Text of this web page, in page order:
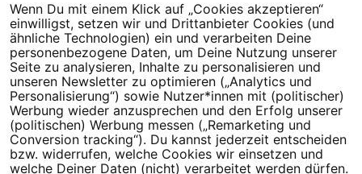
Dein Engagement macht den Unterschied. Schließe Dich 4,5
Millionen Menschen an.
Newsletter bestellen
Campact e.V.
IBAN DE95 2‍5‍1‍2 0‍5‍1‍0 6‍9‍8‍0 0‍0‍0‍0 0‍0
Wenn Du mit einem Klick auf „Cookies akzeptieren“
einwilligst, setzen wir und Drittanbieter Cookies (und
ähnliche Technologien) ein und verarbeiten Deine
personenbezogene Daten, um Deine Nutzung unserer
Seite zu analysieren, Inhalte zu personalisieren und
unseren Newsletter zu optimieren („Analytics und
Personalisierung“) sowie Nutzer*innen mit (politischer)
Werbung wieder anzusprechen und den Erfolg unserer
(politischen) Werbung messen („Remarketing und
Conversion tracking“). Du kannst jederzeit entscheiden
bzw. widerrufen, welche Cookies wir einsetzen und
welche Deiner Daten (nicht) verarbeitet werden dürfen.